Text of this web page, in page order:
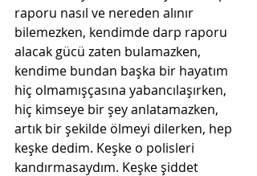
raporu nasıl ve nereden alınır
bilemezken, kendimde darp raporu
alacak gücü zaten bulamazken,
kendime bundan başka bir hayatım
hiç olmamışçasına yabancılaşırken,
hiç kimseye bir şey anlatamazken,
artık bir şekilde ölmeyi dilerken, hep
keşke dedim. Keşke o polisleri
kandırmasaydım. Keşke şiddet